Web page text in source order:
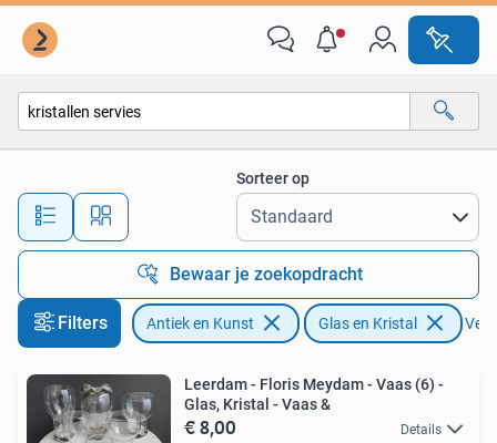
Alle afstanden…
Sorteer op
Bewaar je zoekopdracht
Filters Antiek en Kunst Glas en Kristal
Leerdam - Floris Meydam - Vaas (6) -
Glas, Kristal - Vaas &
€ 8,00 Details